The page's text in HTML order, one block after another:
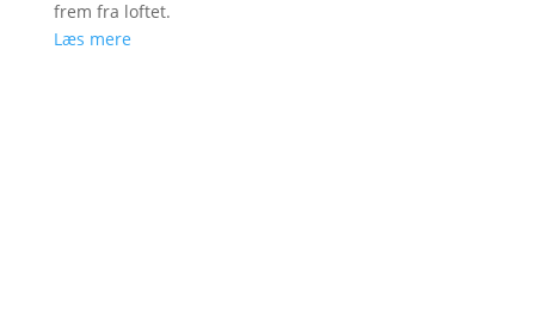
frem fra loftet.
Læs mere